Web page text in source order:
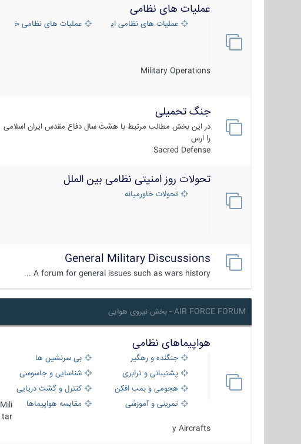
عملیات های نظامی
عملیات های نظامی ایران عملیات های نظامی خارجی
Military Operations
جنگ تحمیلی
در این بخش مطالب مرتبط با هشت سال دفاع مقدس ایران اسلامی
را ارس
Sacred Defense
تحولات روز امنیتی نظامی بین الملل
تحولات خاورمیانه
General Military Discussions
A forum for general issues such as wars history ...
AIR FORCE FORUM - بخش نیروی هوایی
هواپیماهای نظامی
جنگنده و رهگیر
بی سرنشین ها
پشتیبانی و ترابری
شناسایی و جاسوسی
هجومی و بمب افکن
کنترل و گشت دریایی
تمرینی و آموزشی
مقایسه هواپیماها
Mili
tar
y Aircrafts